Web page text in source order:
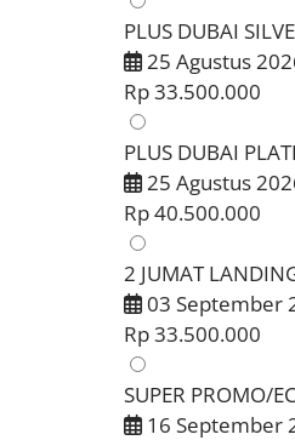
PLUS DUBAI
25 Agustus
Rp 33.500.000
PLUS DUBAI
25 Agustus
Rp 40.500.000
2 JUMAT
03 September
Rp 33.500.000
SUPER PROMO/
16 September